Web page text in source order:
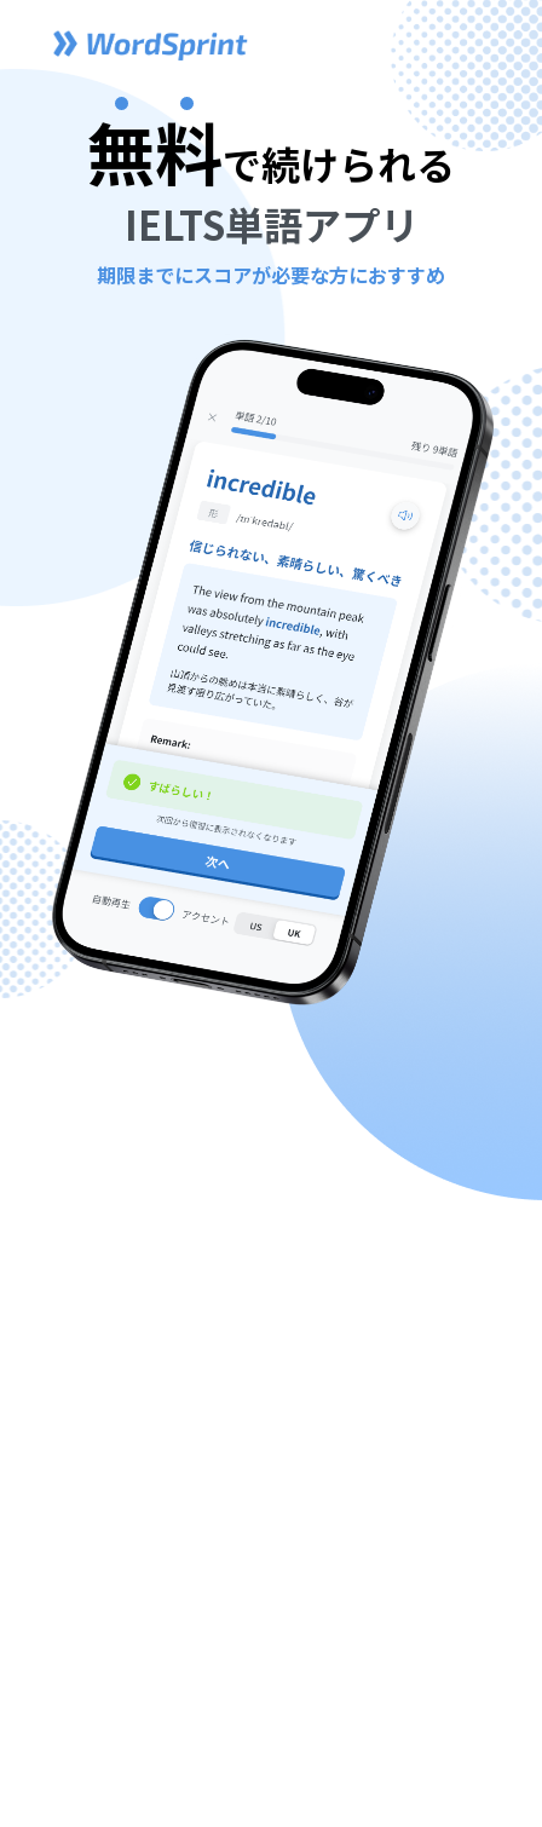
無料で続けられる
IELTS単語アプリ
期限までにスコアが必要な方におすすめ